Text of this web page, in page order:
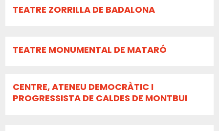
TEATRE ZORRILLA DE BADALONA
TEATRE MONUMENTAL DE MATARÓ
CENTRE, ATENEU DEMOCRÀTIC I
PROGRESSISTA DE CALDES DE MONTBUI